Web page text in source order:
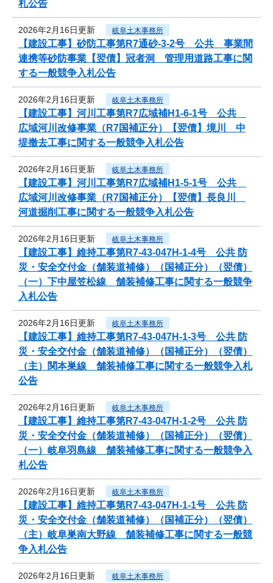
札公告
2026年2月16日更新 岐阜土木事務所
【建設工事】砂防工事第R7通砂-3-2号 公共 事業間
連携等砂防事業【翌債】冠者洞 管理用道路工事に関
する一般競争入札公告
2026年2月16日更新 岐阜土木事務所
【建設工事】河川工事第R7広域補H1-6-1号 公共
広域河川改修事業（R7国補正分）【翌債】境川 中
堤撤去工事に関する一般競争入札公告
2026年2月16日更新 岐阜土木事務所
【建設工事】河川工事第R7広域補H1-5-1号 公共
広域河川改修事業（R7国補正分）【翌債】長良川
河道掘削工事に関する一般競争入札公告
2026年2月16日更新 岐阜土木事務所
【建設工事】維持工事第R7-43-047H-1-4号 公共 防
災・安全交付金（舗装道補修）（国補正分）（翌債）
（一）下中屋笠松線 舗装補修工事に関する一般競争
入札公告
2026年2月16日更新 岐阜土木事務所
【建設工事】維持工事第R7-43-047H-1-3号 公共 防
災・安全交付金（舗装道補修）（国補正分）（翌債）
（主）関本巣線 舗装補修工事に関する一般競争入札
公告
2026年2月16日更新 岐阜土木事務所
【建設工事】維持工事第R7-43-047H-1-2号 公共 防
災・安全交付金（舗装道補修）（国補正分）（翌債）
（一）岐阜羽島線 舗装補修工事に関する一般競争入
札公告
2026年2月16日更新 岐阜土木事務所
【建設工事】維持工事第R7-43-047H-1-1号 公共 防
災・安全交付金（舗装道補修）（国補正分）（翌債）
（主）岐阜巣南大野線 舗装補修工事に関する一般競
争入札公告
2026年2月16日更新 岐阜土木事務所